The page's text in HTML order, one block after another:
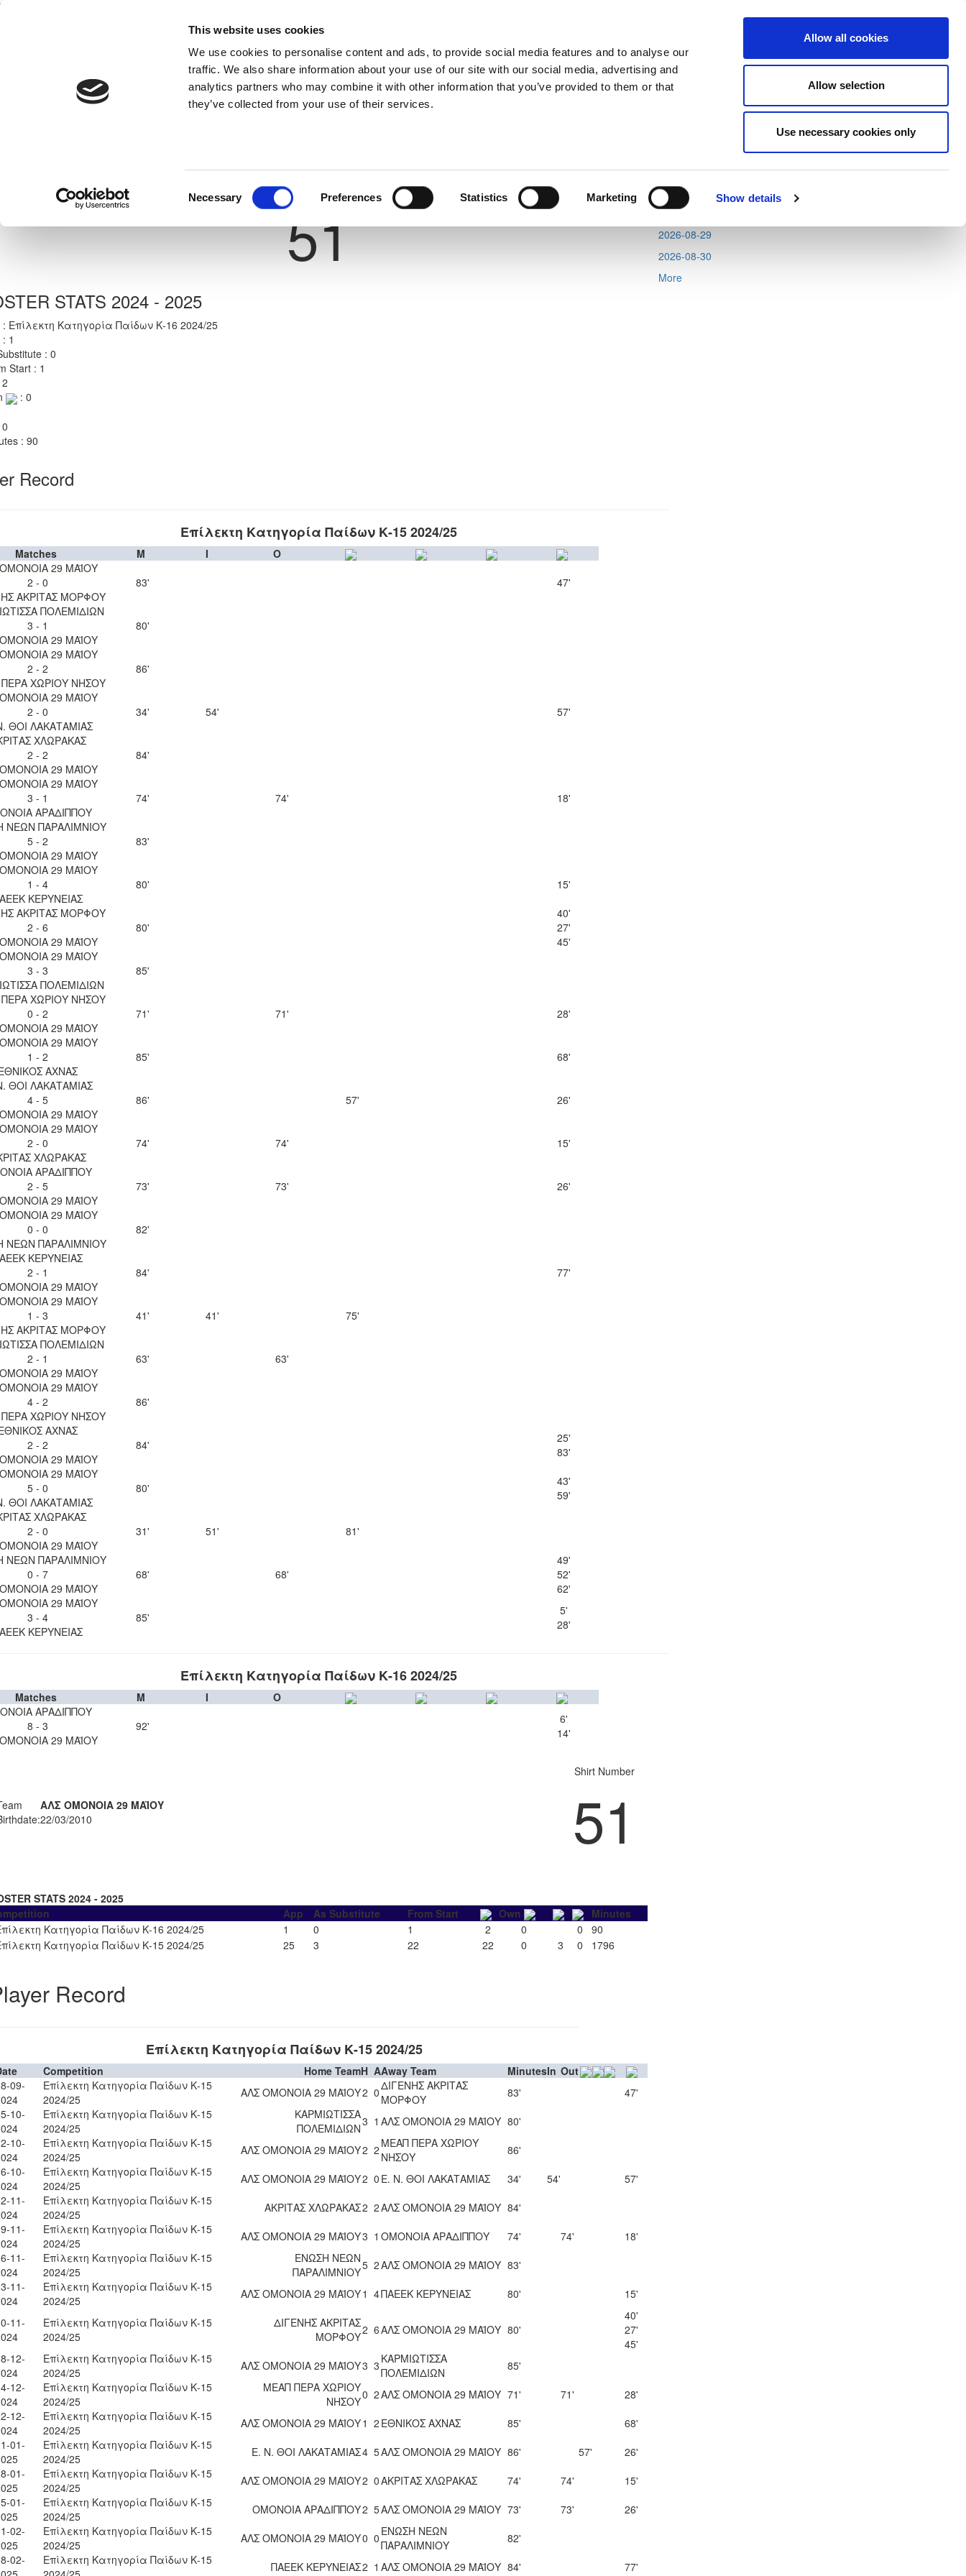
This website uses cookies
We use cookies to personalise content and ads, to provide social media features and to analyse our
traffic. We also share information about your use of our site with our social media, advertising and
analytics partners who may combine it with other information that you’ve provided to them or that
they’ve collected from your use of their services.
Necessary Preferences Statistics Marketing Show details
Allow all cookies
Allow selection
Use necessary cookies only
Competitions
Next
Shirt Number
51
STATS 2024 - 2025
: Επίλεκτη Κατηγορία Παίδων Κ-16 2024/25
1
: 0
Start : 1
: 0
: 90
Record
Επίλεκτη Κατηγορία Παίδων Κ-15 2024/25
Matches M I
O
29 ΜΑΪΟΥ
2 - 0
ΑΚΡΙΤΑΣ ΜΟΡΦΟΥ
83'
47'
ΠΟΛΕΜΙΔΙΩΝ
3 - 1
29 ΜΑΪΟΥ
80'
29 ΜΑΪΟΥ
2 - 2
ΧΩΡΙΟΥ ΝΗΣΟΥ
86'
29 ΜΑΪΟΥ
2 - 0
ΘΟΙ ΛΑΚΑΤΑΜΙΑΣ
34' 54'
57'
ΧΛΩΡΑΚΑΣ
2 - 2
29 ΜΑΪΟΥ
84'
29 ΜΑΪΟΥ
3 - 1
ΑΡΑΔΙΠΠΟΥ
74' 74'
18'
ΝΕΩΝ ΠΑΡΑΛΙΜΝΙΟΥ
5 - 2
29 ΜΑΪΟΥ
83'
29 ΜΑΪΟΥ
1 - 4
ΚΕΡΥΝΕΙΑΣ
80'
15'
ΑΚΡΙΤΑΣ ΜΟΡΦΟΥ
2 - 6
29 ΜΑΪΟΥ
80'
40'
27'
45'
29 ΜΑΪΟΥ
3 - 3
ΠΟΛΕΜΙΔΙΩΝ
85'
ΧΩΡΙΟΥ ΝΗΣΟΥ
0 - 2
29 ΜΑΪΟΥ
71' 71'
28'
29 ΜΑΪΟΥ
1 - 2
ΑΧΝΑΣ
85'
68'
ΘΟΙ ΛΑΚΑΤΑΜΙΑΣ
4 - 5
29 ΜΑΪΟΥ
86' 57'
26'
29 ΜΑΪΟΥ
2 - 0
ΧΛΩΡΑΚΑΣ
74' 74'
15'
ΑΡΑΔΙΠΠΟΥ
2 - 5
29 ΜΑΪΟΥ
73' 73'
26'
29 ΜΑΪΟΥ
0 - 0
ΝΕΩΝ ΠΑΡΑΛΙΜΝΙΟΥ
82'
ΚΕΡΥΝΕΙΑΣ
2 - 1
29 ΜΑΪΟΥ
84'
77'
29 ΜΑΪΟΥ
1 - 3
ΑΚΡΙΤΑΣ ΜΟΡΦΟΥ
41' 41'
75'
ΠΟΛΕΜΙΔΙΩΝ
2 - 1
29 ΜΑΪΟΥ
63'
63'
29 ΜΑΪΟΥ
4 - 2
ΧΩΡΙΟΥ ΝΗΣΟΥ
86'
ΑΧΝΑΣ
2 - 2
29 ΜΑΪΟΥ
84'
25'
83'
29 ΜΑΪΟΥ
5 - 0
ΘΟΙ ΛΑΚΑΤΑΜΙΑΣ
80'
43'
59'
ΧΛΩΡΑΚΑΣ
2 - 0
29 ΜΑΪΟΥ
31' 51'
81'
ΝΕΩΝ ΠΑΡΑΛΙΜΝΙΟΥ
0 - 7
29 ΜΑΪΟΥ
68' 68'
49'
52'
62'
29 ΜΑΪΟΥ
3 - 4
ΚΕΡΥΝΕΙΑΣ
85'
5'
28'
Επίλεκτη Κατηγορία Παίδων Κ-16 2024/25
Matches M I
O
ΑΡΑΔΙΠΠΟΥ
8 - 3
29 ΜΑΪΟΥ
92'
6'
14'
ΑΛΣ ΟΜΟΝΟΙΑ 29 ΜΑΪΟΥ
22/03/2010
Shirt Number
51
STATS 2024 - 2025
App As Substitute From Start Own
Minutes
Κατηγορία Παίδων Κ-16 2024/25
1 0 1 2 0 0
90
Κατηγορία Παίδων Κ-15 2024/25
25 3 22 22 0 3 0 1796
Record
Επίλεκτη Κατηγορία Παίδων Κ-15 2024/25
Competition Home TeamH AAway Team MinutesIn Out
09-
Επίλεκτη Κατηγορία Παίδων Κ-15
2024/25
ΑΛΣ ΟΜΟΝΟΙΑ 29 ΜΑΪΟΥ2 0ΔΙΓΕΝΗΣ ΑΚΡΙΤΑΣ
ΜΟΡΦΟΥ
83'
47'
10-
Επίλεκτη Κατηγορία Παίδων Κ-15
2024/25
ΚΑΡΜΙΩΤΙΣΣΑ
ΠΟΛΕΜΙΔΙΩΝ3 1 ΑΛΣ ΟΜΟΝΟΙΑ 29 ΜΑΪΟΥ 80'
10-
Επίλεκτη Κατηγορία Παίδων Κ-15
2024/25
ΑΛΣ ΟΜΟΝΟΙΑ 29 ΜΑΪΟΥ2 2 ΜΕΑΠ ΠΕΡΑ ΧΩΡΙΟΥ
ΝΗΣΟΥ
86'
10-
Επίλεκτη Κατηγορία Παίδων Κ-15
2024/25
ΑΛΣ ΟΜΟΝΟΙΑ 29 ΜΑΪΟΥ2 0 Ε. Ν. ΘΟΙ ΛΑΚΑΤΑΜΙΑΣ 34' 54'
57'
11-
Επίλεκτη Κατηγορία Παίδων Κ-15
2024/25
ΑΚΡΙΤΑΣ ΧΛΩΡΑΚΑΣ2 2ΑΛΣ ΟΜΟΝΟΙΑ 29 ΜΑΪΟΥ 84'
11-
Επίλεκτη Κατηγορία Παίδων Κ-15
2024/25
ΑΛΣ ΟΜΟΝΟΙΑ 29 ΜΑΪΟΥ3 1 ΟΜΟΝΟΙΑ ΑΡΑΔΙΠΠΟΥ 74' 74'
18'
11-
Επίλεκτη Κατηγορία Παίδων Κ-15
2024/25
ΕΝΩΣΗ ΝΕΩΝ
ΠΑΡΑΛΙΜΝΙΟΥ5 2ΑΛΣ ΟΜΟΝΟΙΑ 29 ΜΑΪΟΥ 83'
11-
Επίλεκτη Κατηγορία Παίδων Κ-15
2024/25
ΑΛΣ ΟΜΟΝΟΙΑ 29 ΜΑΪΟΥ1 4ΠΑΕΕΚ ΚΕΡΥΝΕΙΑΣ 80'
15'
11-
Επίλεκτη Κατηγορία Παίδων Κ-15
2024/25
ΔΙΓΕΝΗΣ ΑΚΡΙΤΑΣ
ΜΟΡΦΟΥ2 6ΑΛΣ ΟΜΟΝΟΙΑ 29 ΜΑΪΟΥ 80'
40'
27'
45'
12-
Επίλεκτη Κατηγορία Παίδων Κ-15
2024/25
ΑΛΣ ΟΜΟΝΟΙΑ 29 ΜΑΪΟΥ3 3 ΚΑΡΜΙΩΤΙΣΣΑ
ΠΟΛΕΜΙΔΙΩΝ
85'
12-
Επίλεκτη Κατηγορία Παίδων Κ-15
2024/25
ΜΕΑΠ ΠΕΡΑ ΧΩΡΙΟΥ
ΝΗΣΟΥ0 2ΑΛΣ ΟΜΟΝΟΙΑ 29 ΜΑΪΟΥ 71' 71'
28'
12-
Επίλεκτη Κατηγορία Παίδων Κ-15
2024/25
ΑΛΣ ΟΜΟΝΟΙΑ 29 ΜΑΪΟΥ1 2 ΕΘΝΙΚΟΣ ΑΧΝΑΣ 85'
68'
01-
Επίλεκτη Κατηγορία Παίδων Κ-15
2024/25
Ε. Ν. ΘΟΙ ΛΑΚΑΤΑΜΙΑΣ4 5ΑΛΣ ΟΜΟΝΟΙΑ 29 ΜΑΪΟΥ 86' 57'
26'
01-
Επίλεκτη Κατηγορία Παίδων Κ-15
2024/25
ΑΛΣ ΟΜΟΝΟΙΑ 29 ΜΑΪΟΥ2 0ΑΚΡΙΤΑΣ ΧΛΩΡΑΚΑΣ 74' 74'
15'
01-
Επίλεκτη Κατηγορία Παίδων Κ-15
2024/25
ΟΜΟΝΟΙΑ ΑΡΑΔΙΠΠΟΥ2 5ΑΛΣ ΟΜΟΝΟΙΑ 29 ΜΑΪΟΥ 73' 73'
26'
02-
Επίλεκτη Κατηγορία Παίδων Κ-15
2024/25
ΑΛΣ ΟΜΟΝΟΙΑ 29 ΜΑΪΟΥ0 0 ΕΝΩΣΗ ΝΕΩΝ
ΠΑΡΑΛΙΜΝΙΟΥ
82'
02-
Επίλεκτη Κατηγορία Παίδων Κ-15
ΠΑΕΕΚ ΚΕΡΥΝΕΙΑΣ2 1 ΑΛΣ ΟΜΟΝΟΙΑ 29 ΜΑΪΟΥ 84' 77'
Tweets by CyprusFA
2026-08-11
2026-08-12
2026-08-13
2026-08-29
2026-08-30
More